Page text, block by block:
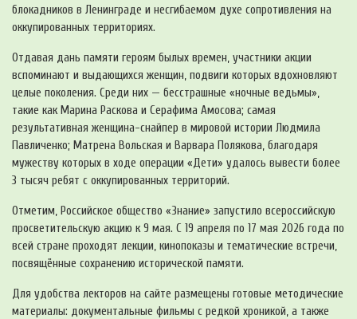
блокадников в Ленинграде и несгибаемом духе сопротивления на
оккупированных территориях.
Отдавая дань памяти героям былых времен, участники акции
вспоминают и выдающихся женщин, подвиги которых вдохновляют
целые поколения. Среди них — бесстрашные «ночные ведьмы»,
такие как Марина Раскова и Серафима Амосова; самая
результативная женщина-снайпер в мировой истории Людмила
Павличенко; Матрена Вольская и Варвара Полякова, благодаря
мужеству которых в ходе операции «Дети» удалось вывести более
3 тысяч ребят с оккупированных территорий.
Отметим, Российское общество «Знание» запустило всероссийскую
просветительскую акцию к 9 мая. С 19 апреля по 17 мая 2026 года по
всей стране проходят лекции, кинопоказы и тематические встречи,
посвящённые сохранению исторической памяти.
Для удобства лекторов на сайте размещены готовые методические
материалы: документальные фильмы с редкой хроникой, а также